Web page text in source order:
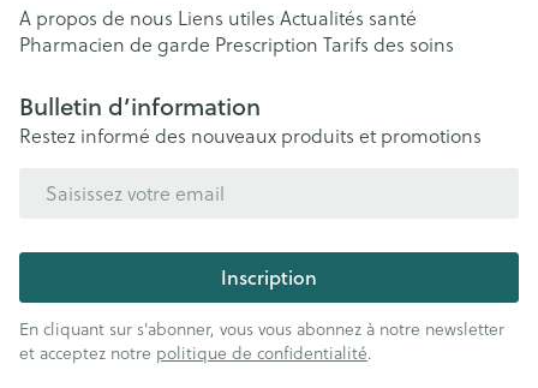
A propos de nous Liens utiles Actualités santé
Pharmacien de garde Prescription Tarifs des soins
Bulletin d’information
Restez informé des nouveaux produits et promotions
Inscription
En cliquant sur s'abonner, vous vous abonnez à notre newsletter
et acceptez notre politique de confidentialité.